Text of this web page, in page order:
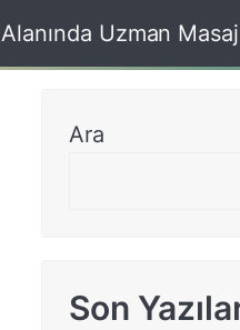
Alanında Uzman
Ara
Son